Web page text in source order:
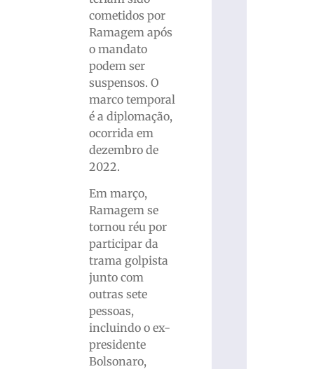
cometidos por
Ramagem após
o mandato
podem ser
suspensos. O
marco temporal
é a diplomação,
ocorrida em
dezembro de
2022.
Em março,
Ramagem se
tornou réu por
participar da
trama golpista
junto com
outras sete
pessoas,
incluindo o ex-
presidente
Bolsonaro,